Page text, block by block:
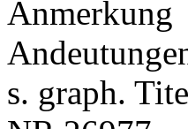
Anmerkung
s. graph.